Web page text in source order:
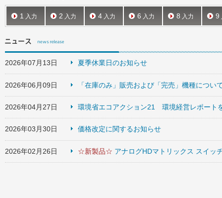
1 入力 2 入力 4 入力 6 入力 8 入力 9
2026年07月13日 夏季休業日のお知らせ
2026年06月09日 「在庫のみ」販売および「完売」機種につい
2026年04月27日 環境省エコアクション21 環境経営レポート
2026年03月30日 価格改定に関するお知らせ
2026年02月26日 ☆新製品☆ アナログHDマトリックス スイッ